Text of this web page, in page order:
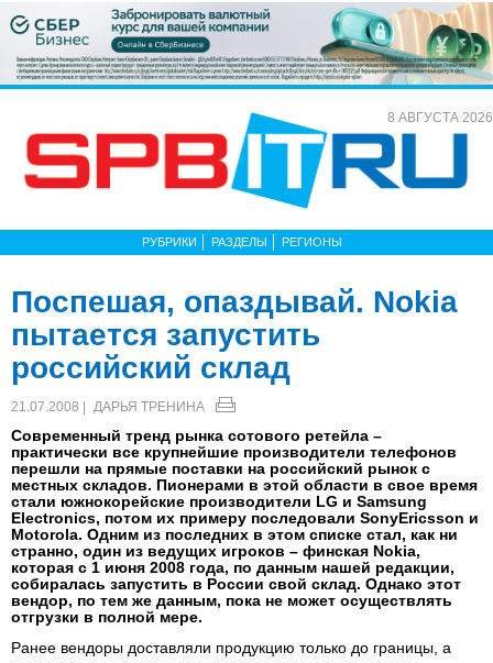
8 АВГУСТА 2026
РУБРИКИ РАЗДЕЛЫ РЕГИОНЫ
Поспешая, опаздывай. Nokia
пытается запустить
российский склад
21.07.2008 | ДАРЬЯ ТРЕНИНА
Современный тренд рынка сотового ретейла –
практически все крупнейшие производители телефонов
перешли на прямые поставки на российский рынок с
местных складов. Пионерами в этой области в свое время
стали южнокорейские производители LG и Samsung
Electronics, потом их примеру последовали SonyEricsson и
Motorola. Одним из последних в этом списке стал, как ни
странно, один из ведущих игроков – финская Nokia,
которая с 1 июня 2008 года, по данным нашей редакции,
собиралась запустить в России свой склад. Однако этот
вендор, по тем же данным, пока не может осуществлять
отгрузки в полной мере.
Ранее вендоры доставляли продукцию только до границы, а